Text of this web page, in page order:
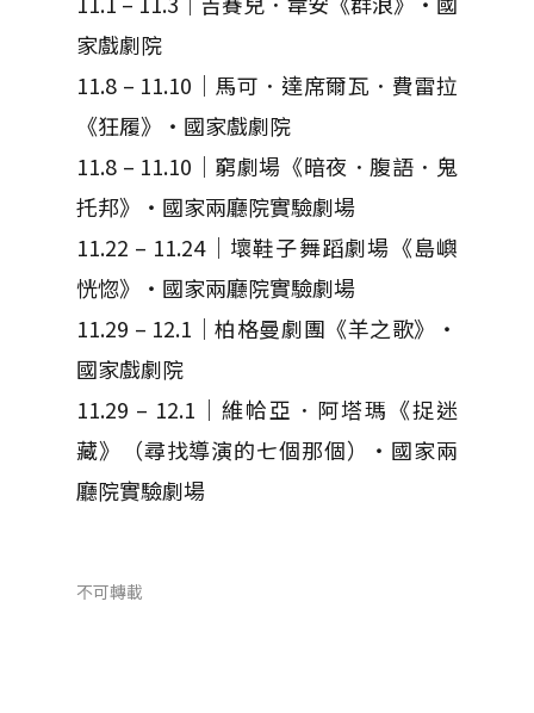
家戲劇院
11.8 – 11.10｜馬可．達席爾瓦．費雷拉
《狂履》・國家戲劇院
11.8 – 11.10｜窮劇場《暗夜．腹語．鬼
托邦》・國家兩廳院實驗劇場
11.22 – 11.24｜壞鞋子舞蹈劇場《島嶼
恍惚》・國家兩廳院實驗劇場
11.29 – 12.1｜柏格曼劇團《羊之歌》・
國家戲劇院
11.29 – 12.1｜維帢亞．阿塔瑪《捉迷
藏》（尋找導演的七個那個）・國家兩
廳院實驗劇場
不可轉載